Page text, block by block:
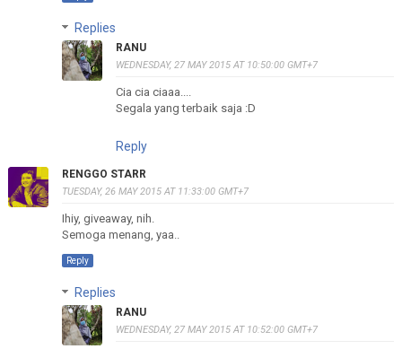
Replies
RANU
WEDNESDAY, 27 MAY 2015 AT 10:50:00 GMT+7
Cia cia ciaaa....
Segala yang terbaik saja :D
Reply
RENGGO STARR
TUESDAY, 26 MAY 2015 AT 11:33:00 GMT+7
Ihiy, giveaway, nih.
Semoga menang, yaa..
Reply
Replies
RANU
WEDNESDAY, 27 MAY 2015 AT 10:52:00 GMT+7